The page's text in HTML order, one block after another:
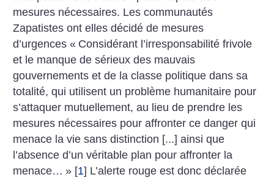
mesures nécessaires. Les communautés
Zapatistes ont elles décidé de mesures
d’urgences « Considérant l’irresponsabilité frivole
et le manque de sérieux des mauvais
gouvernements et de la classe politique dans sa
totalité, qui utilisent un problème humanitaire pour
s’attaquer mutuellement, au lieu de prendre les
mesures nécessaires pour affronter ce danger qui
menace la vie sans distinction [...] ainsi que
l’absence d’un véritable plan pour affronter la
menace… » [1] L’alerte rouge est donc déclarée